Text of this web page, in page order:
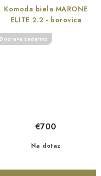
Komoda biela MARONE
ELITE 2.2 - borovica
Doprava zadarmo
Na dotaz
€700